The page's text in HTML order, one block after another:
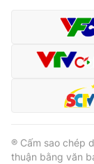
® Cấm sao chép
thuận bằng văn